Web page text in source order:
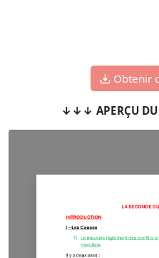
Obtenir
↓↓↓ APERÇU